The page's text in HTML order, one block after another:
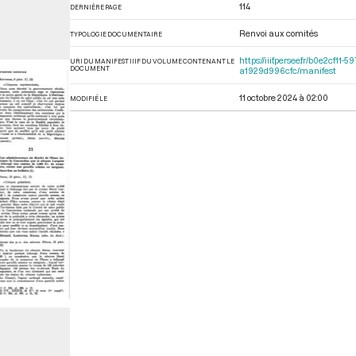
DERNIÈRE PAGE 114
TYPOLOGIE DOCUMENTAIRE Renvoi aux comités
URI DU MANIFEST IIIF DU VOLUME CONTENANT LE
DOCUMENT
https://iiif.persee.fr/b0e2cf11-
a1929d996cfc/manifest
MODIFIÉ LE 11 octobre 2024 à 02:00